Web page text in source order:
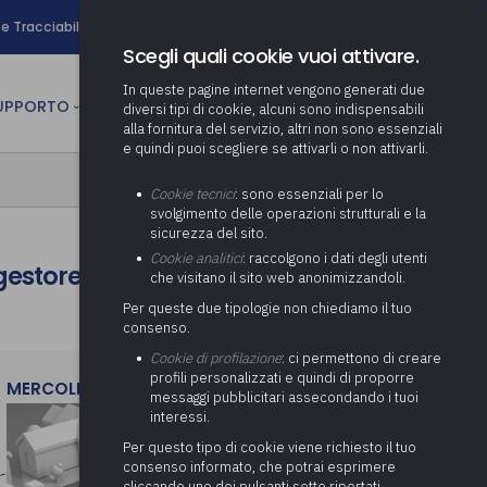
e Tracciabilità
Determinazione fondo risorse
decentrate
Pratiche previdenziali
ai comuni per l’attivazione di
(Partenariato Pubblico
Privato)
Società e organismi
adempimenti degli enti locali
Adeguamento del sistema di
gestione documentale alle
nuove linee guida sul
documento informatico
Protezione dei Dati (RPD,
altrimenti denominato Data
Protection Officer, DPO)
Supporto transizione al
digitale
Gestione IVA
Gestione IRAP
Consolidato
Relazione di fine e inizio
mandato
Supporto alla predisposizione
del Piano Economico-
Attività di supporto Gare
Energetiche (ex Legge 10/91)
Controllo Pratiche Sismiche
CULTURA person AREA RISERVATA
di un parco regionale
MERCOLEDì 29 LUGLIO 2026
Scegli quali cookie vuoi attivare.
In queste pagine internet vengono generati due
diversi tipi di cookie, alcuni sono indispensabili
alla fornitura del servizio, altri non sono essenziali
e quindi puoi scegliere se attivarli o non attivarli.
Cookie tecnici: sono essenziali per lo
svolgimento delle operazioni strutturali e la
sicurezza del sito.
Cookie analitici: raccolgono i dati degli utenti
che visitano il sito web anonimizzandoli.
Per queste due tipologie non chiediamo il tuo
consenso.
Cookie di profilazione: ci permettono di creare
profili personalizzati e quindi di proporre
messaggi pubblicitari assecondando i tuoi
interessi.
Per questo tipo di cookie viene richiesto il tuo
consenso informato, che potrai esprimere